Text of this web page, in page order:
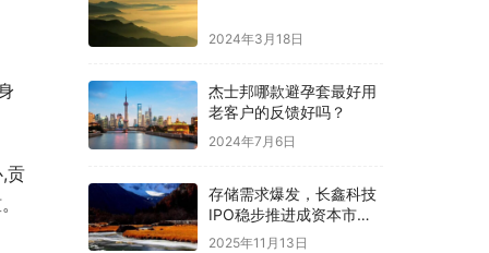
贡
2024年3月18日
杰士邦哪款避孕套最好用
老客户的反馈好吗？
2024年7月6日
存储需求爆发，长鑫科技
IPO稳步推进成资本市场
关注焦点
2025年11月13日